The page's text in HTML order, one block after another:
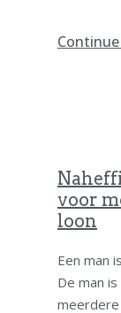
voor
loon
Een man
De man
meerdere